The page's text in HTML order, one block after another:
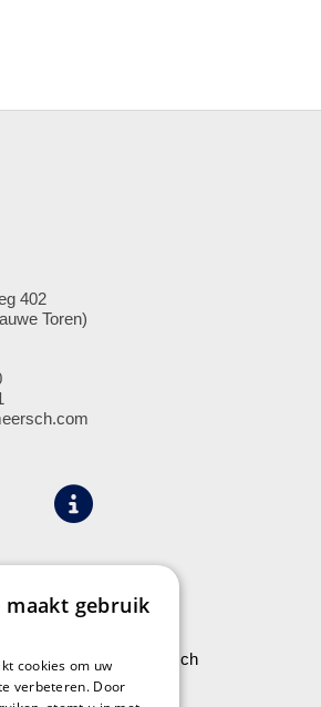
402
Toren)
aan Stock Vermeersch
maakt gebruik
cookies om uw
verbeteren. Door